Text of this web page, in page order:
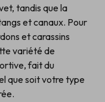
tandis que la
et canaux. Pour
et carassins
variété de
fait du
que soit votre type